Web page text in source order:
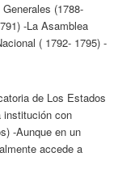
(1788-
-La Asamblea
( 1792- 1795) -
de Los Estados
institución con
-Aunque en un
accede a